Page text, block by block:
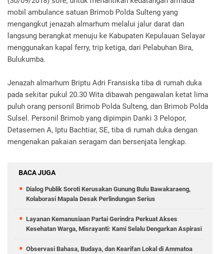
mobil ambulance satuan Brimob Polda Sulteng yang
mengangkut jenazah almarhum melalui jalur darat dan
langsung berangkat menuju ke Kabupaten Kepulauan Selayar
menggunakan kapal ferry, trip ketiga, dari Pelabuhan Bira,
Bulukumba.
Jenazah almarhum Briptu Adri Fransiska tiba di rumah duka
pada sekitar pukul 20.30 Wita dibawah pengawalan ketat lima
puluh orang personil Brimob Polda Sulteng, dan Brimob Polda
Sulsel. Personil Brimob yang dipimpin Danki 3 Pelopor,
Detasemen A, Iptu Bachtiar, SE, tiba di rumah duka dengan
mengenakan pakaian seragam dan bersenjata lengkap.
BACA JUGA
Dialog Publik Soroti Kerusakan Gunung Bulu Bawakaraeng,
Kolaborasi Mapala Desak Perlindungan Serius
Layanan Kemanusiaan Partai Gerindra Perkuat Akses
Kesehatan Warga, Misrayanti: Kami Selalu Dengarkan Aspirasi
Observasi Bahasa, Budaya, dan Kearifan Lokal di Ammatoa